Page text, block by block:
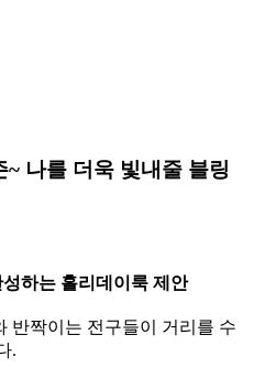
나를 더욱 빛내줄 블링
하는 홀리데이룩 제안
반짝이는 전구들이 거리를 수
.